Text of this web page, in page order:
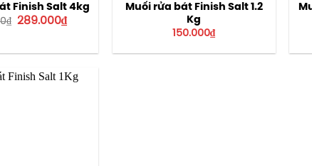
Finish Salt 4kg
₫ Giá
289.000₫Giá
hiện
Muối rửa bát Finish Salt 1.2
Kg
150.000₫